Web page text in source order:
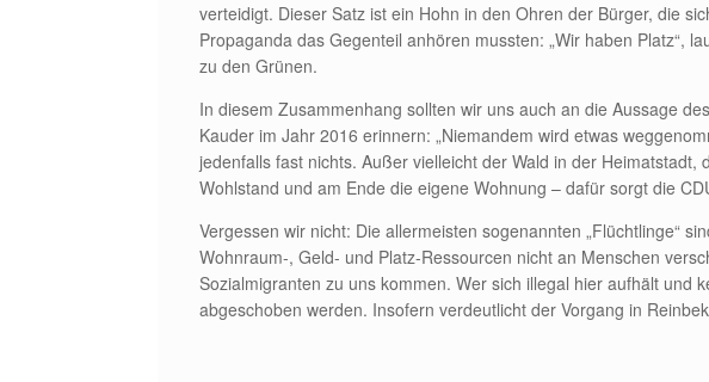
verteidigt. Dieser Satz ist ein Hohn in den Ohren der Bürger, die
Propaganda das Gegenteil anhören mussten: „Wir haben Platz“,
zu den Grünen.
In diesem Zusammenhang sollten wir uns auch an die Aussage
Kauder im Jahr 2016 erinnern: „Niemandem wird etwas
jedenfalls fast nichts. Außer vielleicht der Wald in der
Wohlstand und am Ende die eigene Wohnung – dafür sorgt die
Vergessen wir nicht: Die allermeisten sogenannten „Flüchtlinge“
Wohnraum-, Geld- und Platz-Ressourcen nicht an Menschen
Sozialmigranten zu uns kommen. Wer sich illegal hier aufhält und
abgeschoben werden. Insofern verdeutlicht der Vorgang in